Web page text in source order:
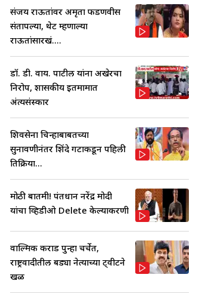
संजय राऊतांवर अमृता फडणवीस
संतापल्या, थेट म्हणाल्या
राऊतांसारखं....
डॉ. डी. वाय. पाटील यांना अखेरचा
निरोप, शासकीय इतमामात
अंत्यसंस्कार
शिवसेना चिन्हाबाबतच्या
सुनावणीनंतर शिंदे गटाकडून पहिली
प्रतिक्रिया...
मोठी बातमी! पंतप्रधान नरेंद्र मोदी
यांचा व्हिडीओ Delete केल्याप्रकरणी
वाल्मिक कराड पुन्हा चर्चेत,
राष्ट्रवादीतील बड्या नेत्याच्या ट्वीटने
खळ